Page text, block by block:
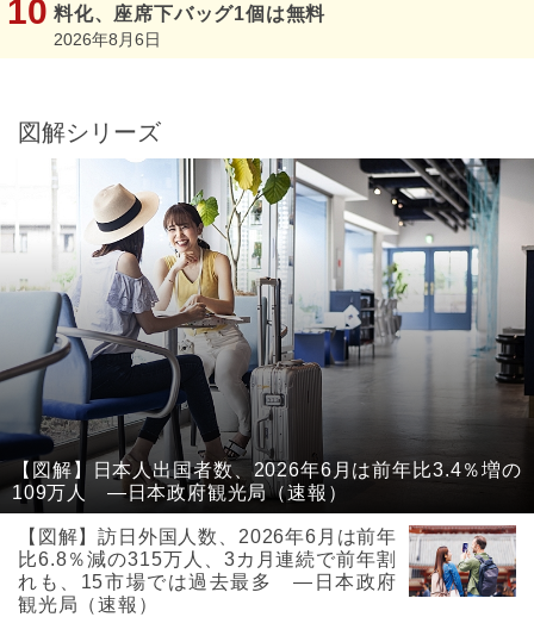
料化、座席下バッグ1個は無料
2026年8月6日
図解シリーズ
【図解】日本人出国者数、2026年6月は前年比3.4％増の
109万人 ―日本政府観光局（速報）
【図解】訪日外国人数、2026年6月は前年
比6.8％減の315万人、3カ月連続で前年割
れも、15市場では過去最多 ―日本政府
観光局（速報）